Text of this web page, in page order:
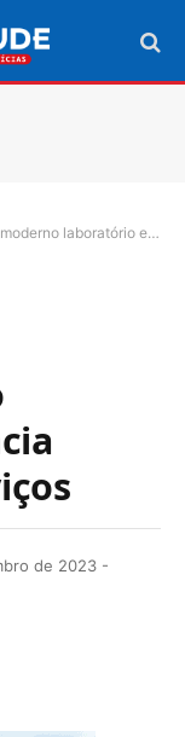
e anuncia novidades em serviços
de 2023 -